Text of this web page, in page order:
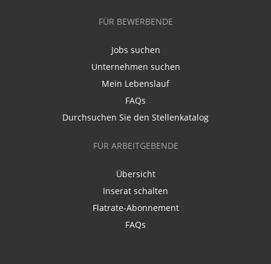
FÜR BEWERBENDE
Jobs suchen
Unternehmen suchen
Mein Lebenslauf
FAQs
Durchsuchen Sie den Stellenkatalog
FÜR ARBEITGEBENDE
Übersicht
Inserat schalten
Flatrate-Abonnement
FAQs